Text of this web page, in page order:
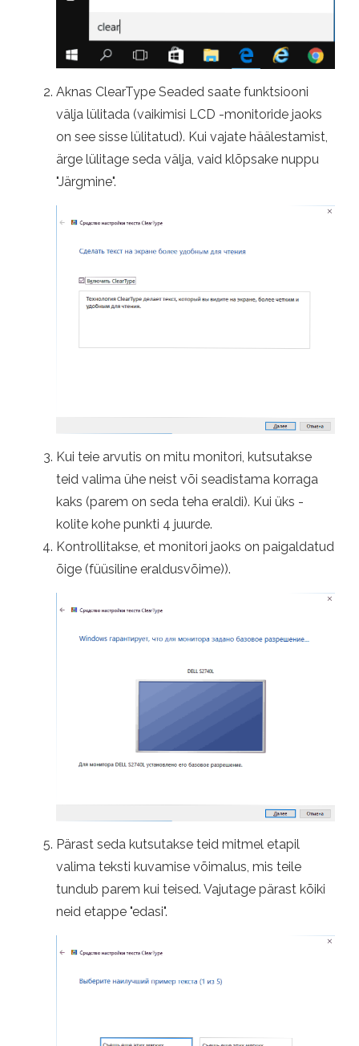
Aknas ClearType Seaded saate funktsiooni
välja lülitada (vaikimisi LCD -monitoride jaoks
on see sisse lülitatud). Kui vajate häälestamist,
ärge lülitage seda välja, vaid klõpsake nuppu
"Järgmine".
Kui teie arvutis on mitu monitori, kutsutakse
teid valima ühe neist või seadistama korraga
kaks (parem on seda teha eraldi). Kui üks -
kolite kohe punkti 4 juurde.
Kontrollitakse, et monitori jaoks on paigaldatud
õige (füüsiline eraldusvõime)).
Pärast seda kutsutakse teid mitmel etapil
valima teksti kuvamise võimalus, mis teile
tundub parem kui teised. Vajutage pärast kõiki
neid etappe "edasi".